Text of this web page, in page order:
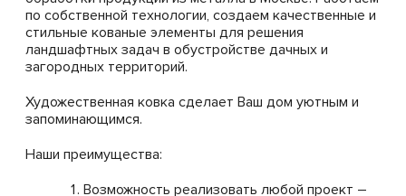
по собственной технологии, создаем качественные и
стильные кованые элементы для решения
ландшафтных задач в обустройстве дачных и
загородных территорий.
Художественная ковка сделает Ваш дом уютным и
запоминающимся.
Наши преимущества:
Возможность реализовать любой проект –